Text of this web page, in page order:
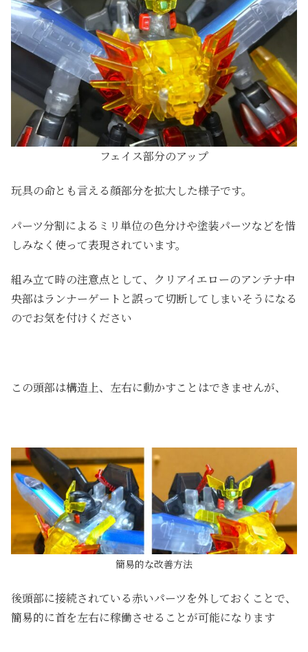
フェイス部分のアップ
玩具の命とも言える顔部分を拡大した様子です。
パーツ分割によるミリ単位の色分けや塗装パーツなどを惜
しみなく使って表現されています。
組み立て時の注意点として、クリアイエローのアンテナ中
央部はランナーゲートと誤って切断してしまいそうになる
のでお気を付けください
この頭部は構造上、左右に動かすことはできませんが、
簡易的な改善方法
後頭部に接続されている赤いパーツを外しておくことで、
簡易的に首を左右に稼働させることが可能になります